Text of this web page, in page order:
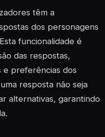
têm a
dos personagens
funcionalidade é
das respostas,
e preferências dos
resposta não seja
alternativas, garantindo